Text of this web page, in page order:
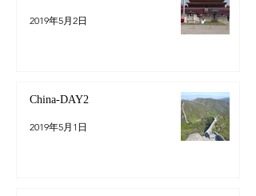
2019年5月2日
China-DAY2
2019年5月1日